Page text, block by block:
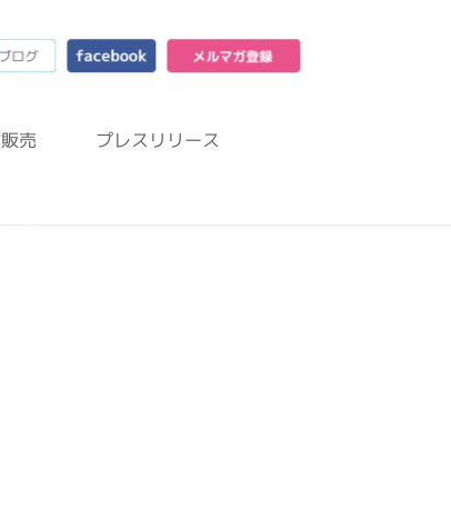
わせフォーム
ブログ facebook
売 プレスリリース